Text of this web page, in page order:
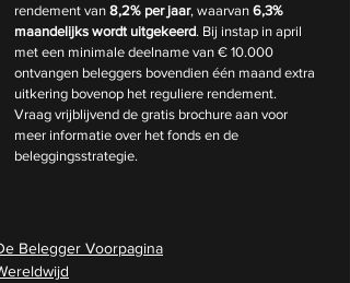
rendement van 8,2% per jaar, waarvan 6,3%
maandelijks wordt uitgekeerd. Bij instap in april
met een minimale deelname van € 10.000
ontvangen beleggers bovendien één maand extra
uitkering bovenop het reguliere rendement.
Vraag vrijblijvend de gratis brochure aan voor
meer informatie over het fonds en de
beleggingsstrategie.
Belegger Voorpagina